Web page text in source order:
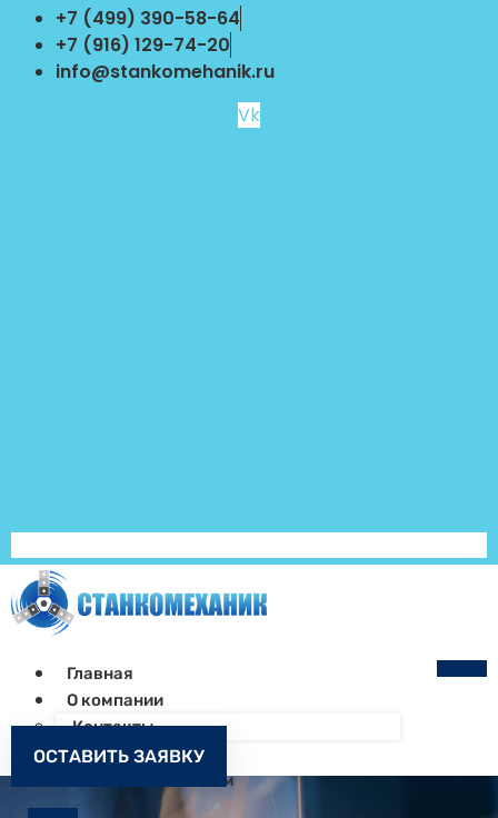
Перейти
содержимому
+7 (499) 390-58-64
+7 (916) 129-74-20
info@stankomehanik.ru
Vk
Главная
О компании
Контакты
Как заказать
Запчасти к станкам
ОСТАВИТЬ ЗАЯВКУ